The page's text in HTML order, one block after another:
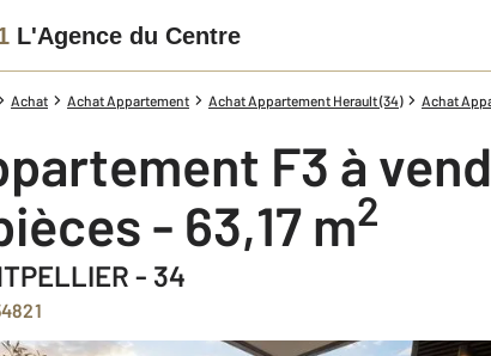
L'Agence du Centre
Achat Achat Appartement Achat Appartement Herault (34) Achat
F3 à
pièces - 63,17 m2
- 34